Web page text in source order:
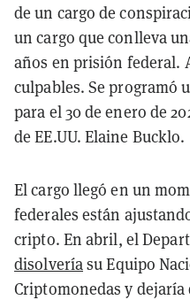
de un cargo de
un cargo que conlleva
años en prisión federal.
culpables. Se programó
para el 30 de enero de
de EE.UU. Elaine Bucklo.
El cargo llegó en un
federales están
cripto. En abril, el
disolveríasu Equipo
Criptomonedas y dejaría